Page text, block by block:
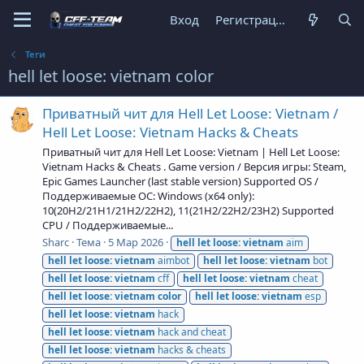
Вход Регистрация
Теги
hell let loose: vietnam color
Приватный чит для Hell Let Loose: Vietnam /
Hell Let Loose: Vietnam Hacks & Cheats
Приватный чит для Hell Let Loose: Vietnam | Hell Let Loose:
Vietnam Hacks & Cheats . Game version / Версия игры: Steam,
Epic Games Launcher (last stable version) Supported OS /
Поддерживаемые ОС: Windows (x64 only):
10(20H2/21H1/21H2/22H2), 11(21H2/22H2/23H2) Supported
CPU / Поддерживаемые...
Sharc Тема 5 Мар 2026 hell let loose:vietnam aim
hell let loose:vietnam aimbot hell let loose:vietnam bot
hell let loose:vietnam cff hell let loose:vietnam cheat
hell let loose:vietnam color hell let loose:vietnam esp
hell let loose:vietnam hack
hell let loose:vietnam hack and cheat
hell let loose:vietnam hacks & cheats